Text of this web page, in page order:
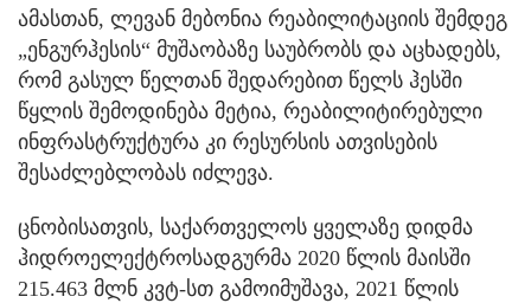
ამასთან, ლევან მებონია რეაბილიტაციის შემდეგ
„ენგურჰესის“ მუშაობაზე საუბრობს და აცხადებს,
რომ გასულ წელთან შედარებით წელს ჰესში
წყლის შემოდინება მეტია, რეაბილიტირებული
ინფრასტრუქტურა კი რესურსის ათვისების
შესაძლებლობას იძლევა.
ცნობისათვის, საქართველოს ყველაზე დიდმა
ჰიდროელექტროსადგურმა 2020 წლის მაისში
215.463 მლნ კვტ-სთ გამოიმუშავა, 2021 წლის